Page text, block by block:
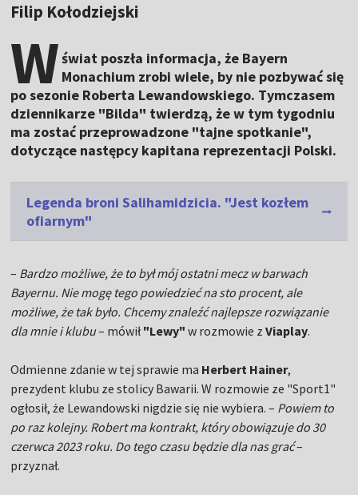
Filip Kołodziejski
Wświat poszła informacja, że Bayern
Monachium zrobi wiele, by nie pozbywać się
po sezonie Roberta Lewandowskiego. Tymczasem
dziennikarze "Bilda" twierdzą, że w tym tygodniu
ma zostać przeprowadzone "tajne spotkanie",
dotyczące następcy kapitana reprezentacji Polski.
Legenda broni Salihamidzicia. "Jest kozłem
ofiarnym"
– Bardzo możliwe, że to był mój ostatni mecz w barwach
Bayernu. Nie mogę tego powiedzieć na sto procent, ale
możliwe, że tak było. Chcemy znaleźć najlepsze rozwiązanie
dla mnie i klubu– mówił"Lewy" w rozmowie zViaplay.
Odmienne zdanie w tej sprawie ma Herbert Hainer,
prezydent klubu ze stolicy Bawarii. W rozmowie ze "Sport1"
ogłosił, że Lewandowski nigdzie się nie wybiera. – Powiem to
po raz kolejny. Robert ma kontrakt, który obowiązuje do 30
czerwca 2023 roku. Do tego czasu będzie dla nas grać–
przyznał.